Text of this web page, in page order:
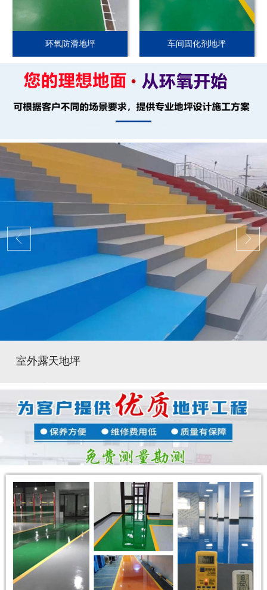
环氧防滑地坪 车间固化剂地坪
室外露天地坪